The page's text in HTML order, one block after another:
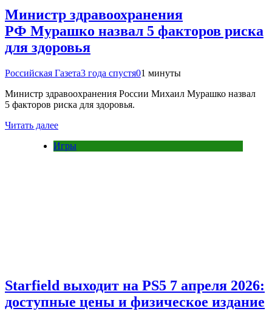
Министр здравоохранения
РФ Мурашко назвал 5 факторов риска
для здоровья
Российская Газета3 года спустя01 минуты
Министр здравоохранения России Михаил Мурашко назвал
5 факторов риска для здоровья.
Читать далее
Игры
Starfield выходит на PS5 7 апреля 2026:
доступные цены и физическое издание